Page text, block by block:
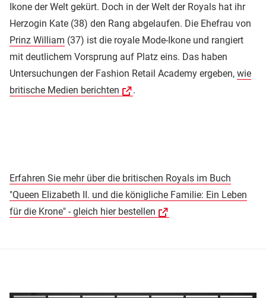
Ikone der Welt gekürt. Doch in der Welt der Royals hat ihr
Herzogin Kate (38) den Rang abgelaufen. Die Ehefrau von
Prinz William (37) ist die royale Mode-Ikone und rangiert
mit deutlichem Vorsprung auf Platz eins. Das haben
Untersuchungen der Fashion Retail Academy ergeben, wie
britische Medien berichten
.
Erfahren Sie mehr über die britischen Royals im Buch
"Queen Elizabeth II. und die königliche Familie: Ein Leben
für die Krone" - gleich hier bestellen